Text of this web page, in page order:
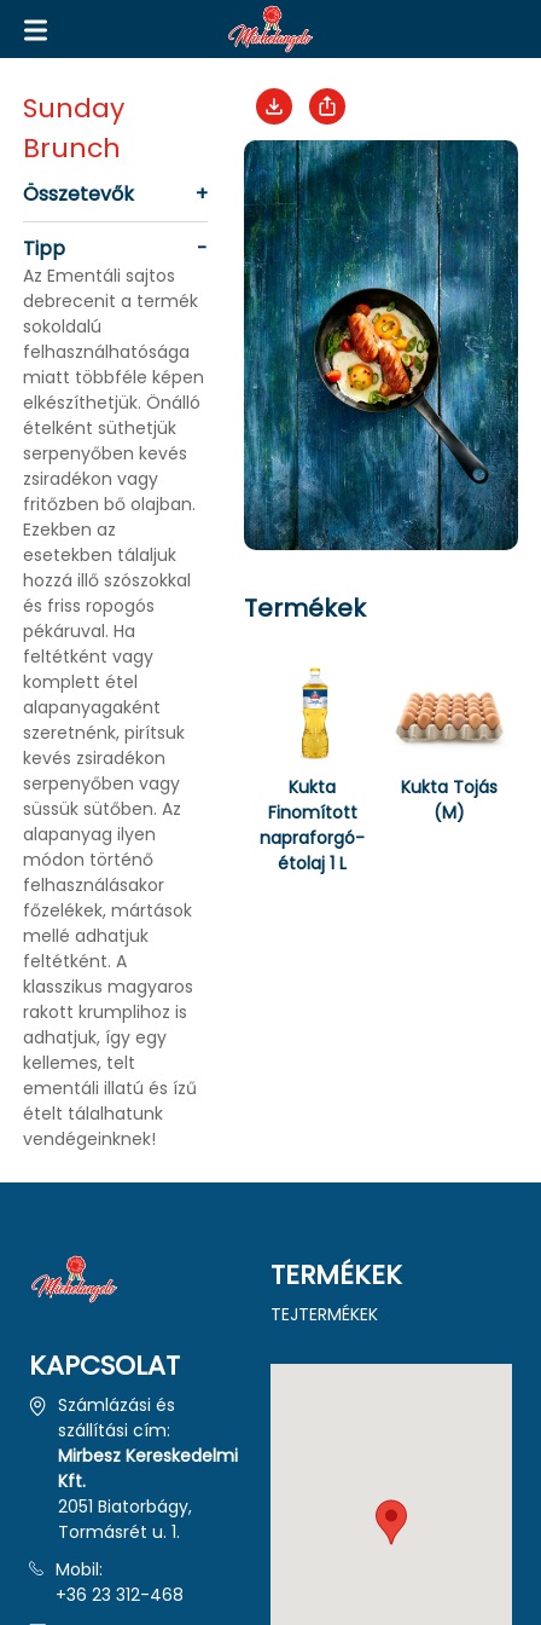
Sunday
Brunch
Összetevők
+
Tipp
-
Az Ementáli sajtos
debrecenit a termék
sokoldalú
felhasználhatósága
miatt többféle képen
elkészíthetjük. Önálló
ételként süthetjük
serpenyőben kevés
zsiradékon vagy
fritőzben bő olajban.
Ezekben az
esetekben tálaljuk
hozzá illő szószokkal
és friss ropogós
pékáruval. Ha
feltétként vagy
komplett étel
alapanyagaként
szeretnénk, pirítsuk
kevés zsiradékon
serpenyőben vagy
süssük sütőben. Az
alapanyag ilyen
módon történő
felhasználásakor
főzelékek, mártások
mellé adhatjuk
feltétként. A
klasszikus magyaros
rakott krumplihoz is
adhatjuk, így egy
kellemes, telt
ementáli illatú és ízű
ételt tálalhatunk
vendégeinknek!
Termékek
Kukta
Finomított
napraforgó-
étolaj 1 L
Kukta Tojás
(M)
TERMÉKEK
TEJTERMÉKEK
KAPCSOLAT
Számlázási és
szállítási cím:
Mirbesz Kereskedelmi
Kft.
2051 Biatorbágy,
Tormásrét u. 1.
Mobil:
+36 23 312-468